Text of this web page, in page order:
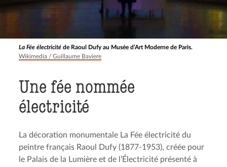
La Fée électricité de Raoul Dufy au Musée d’Art Moderne de Paris.
Wikimedia / Guillaume Baviere
Une fée nommée
électricité
La décoration monumentale La Fée électricité du
peintre français Raoul Dufy (1877-1953), créée pour
le Palais de la Lumière et de l’Électricité présenté à